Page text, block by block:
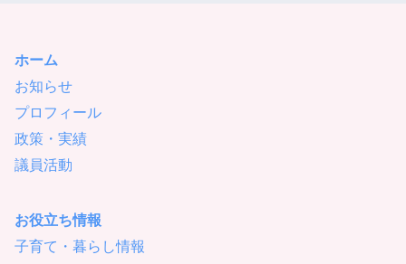
ホーム
お知らせ
プロフィール
政策・実績
議員活動
お役立ち情報
子育て・暮らし情報